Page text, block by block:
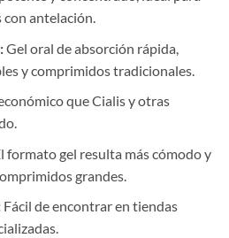
con antelación.
Gel oral de absorción rápida,
y comprimidos tradicionales.
que Cialis y otras
formato gel resulta más cómodo y
grandes.
Fácil de encontrar en tiendas